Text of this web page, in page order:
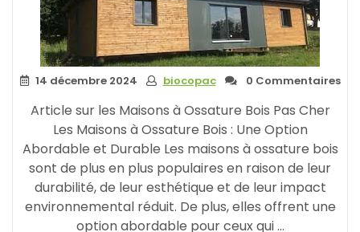
14 décembre 2024 biocopac 0 Commentaires
Article sur les Maisons à Ossature Bois Pas Cher
Les Maisons à Ossature Bois : Une Option
Abordable et Durable Les maisons à ossature bois
sont de plus en plus populaires en raison de leur
durabilité, de leur esthétique et de leur impact
environnemental réduit. De plus, elles offrent une
option abordable pour ceux qui …